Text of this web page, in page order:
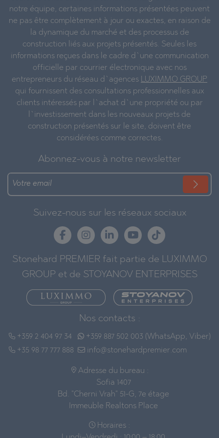
notre équipe, certaines informations présentées peuvent
ne pas être complètement à jour ou exactes, en raison de
la dynamique du marché et des processus de
construction liés aux projets présentés. Seules les
informations reçues dans le cadre d`une communication
officielle par courrier électronique avec nos
entrepreneurs du réseau d`agences LUXIMMO GROUP
qui fournissent des consultations professionnelles aux
clients intéressés par l`achat d`une propriété ou par
l`investissement dans les nouveaux projets de
construction présentés sur le site, doivent être
considérées comme correctes.
Abonnez-vous à notre newsletter
Suivez-nous sur les réseaux sociaux
Stonehard PREMIER fait partie de LUXIMMO
GROUP et de STOYANOV ENTERPRISES
Nos contacts :
+359 2 404 97 34
+35 98 77 777 888
+359 887 502 003 (WhatsApp, Viber)
info@stonehardpremier.com
Adresse du bureau :
Sofia 1407
Bd. "Cherni Vrah" 51-G, 7e étage
Immeuble Realtons Place
Horaires :